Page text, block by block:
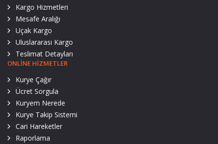
Kargo Hizmetleri
Mesafe Aralığı
Uçak Kargo
Uluslararası Kargo
Teslimat Detayları
ONLINE HIZMETLER
Kurye Çağır
Ücret Sorgula
Kuryem Nerede
Kurye Takip Sistemi
Cari Hareketler
Raporlama